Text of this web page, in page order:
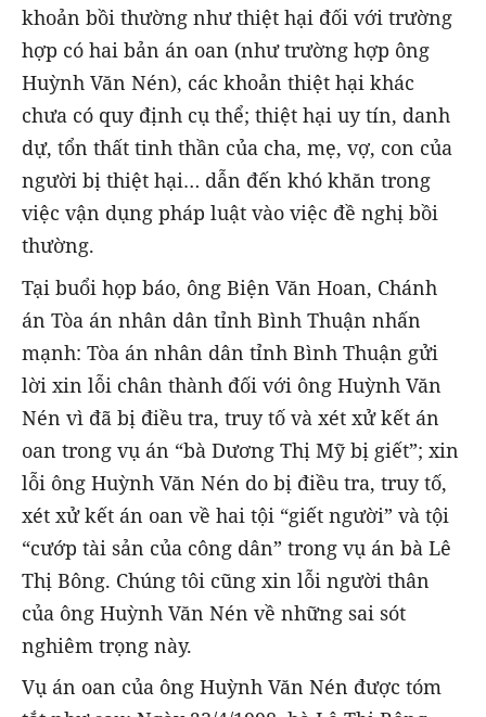
khoản bồi thường như thiệt hại đối với trường
hợp có hai bản án oan (như trường hợp ông
Huỳnh Văn Nén), các khoản thiệt hại khác
chưa có quy định cụ thể; thiệt hại uy tín, danh
dự, tổn thất tinh thần của cha, mẹ, vợ, con của
người bị thiệt hại… dẫn đến khó khăn trong
việc vận dụng pháp luật vào việc đề nghị bồi
thường.
Tại buổi họp báo, ông Biện Văn Hoan, Chánh
án Tòa án nhân dân tỉnh Bình Thuận nhấn
mạnh: Tòa án nhân dân tỉnh Bình Thuận gửi
lời xin lỗi chân thành đối với ông Huỳnh Văn
Nén vì đã bị điều tra, truy tố và xét xử kết án
oan trong vụ án “bà Dương Thị Mỹ bị giết”; xin
lỗi ông Huỳnh Văn Nén do bị điều tra, truy tố,
xét xử kết án oan về hai tội “giết người” và tội
“cướp tài sản của công dân” trong vụ án bà Lê
Thị Bông. Chúng tôi cũng xin lỗi người thân
của ông Huỳnh Văn Nén về những sai sót
nghiêm trọng này.
Vụ án oan của ông Huỳnh Văn Nén được tóm